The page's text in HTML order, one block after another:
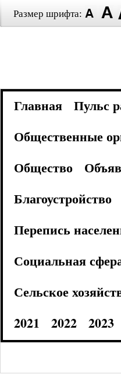
Размер шрифта:
Главная Пульс
Общественные
Общество
Благоустройство
Перепись
Социальная
Сельское
2021
2022 2023